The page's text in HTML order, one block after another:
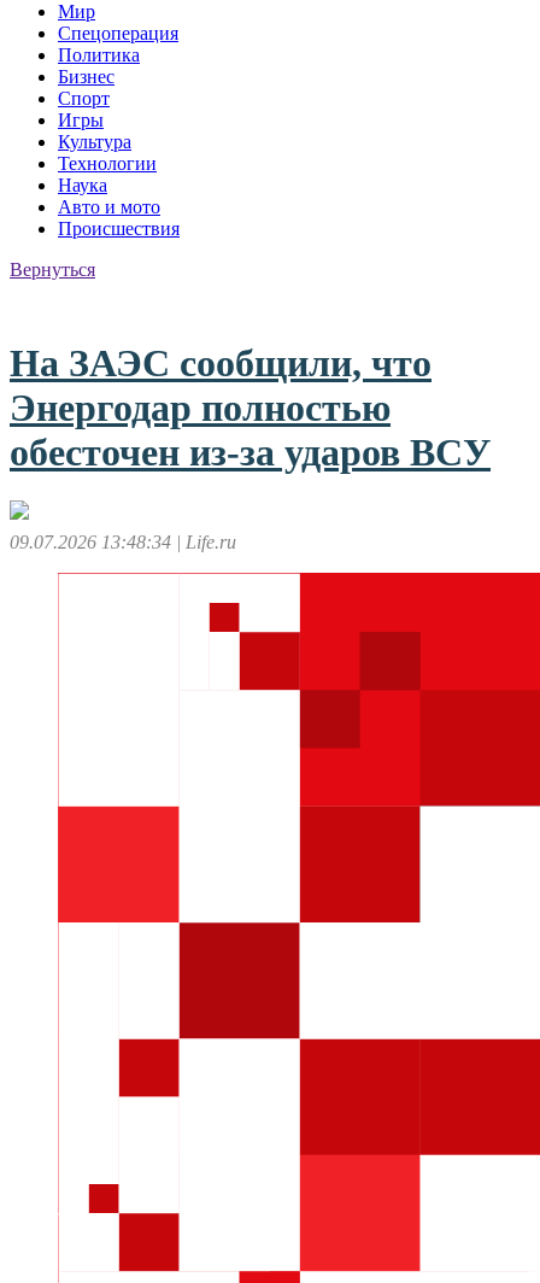
Мир
Спецоперация
Политика
Бизнес
Спорт
Игры
Культура
Технологии
Наука
Авто и мото
Происшествия
Вернуться
На ЗАЭС сообщили, что
Энергодар полностью
обесточен из-за ударов ВСУ
09.07.2026 13:48:34 | Life.ru